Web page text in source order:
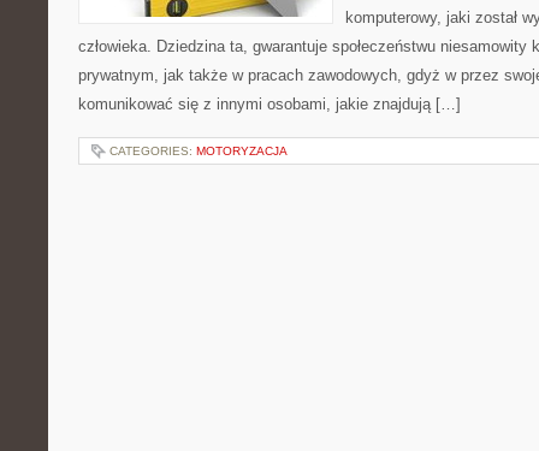
komputerowy, jaki został
człowieka. Dziedzina ta, gwarantuje społeczeństwu niesamowity
prywatnym, jak także w pracach zawodowych, gdyż w przez
komunikować się z innymi osobami, jakie znajdują […]
CATEGORIES: MOTORYZACJA